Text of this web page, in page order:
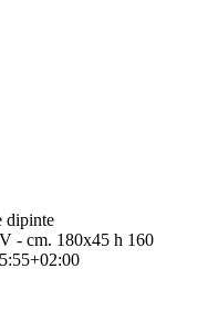
dipinte
- cm. 180x45 h 160